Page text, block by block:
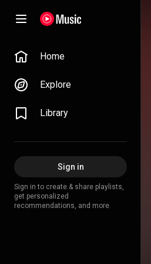
Home
Explore
Library
Sign in
Sign in to create & share playlists,
get personalized
recommendations, and more.